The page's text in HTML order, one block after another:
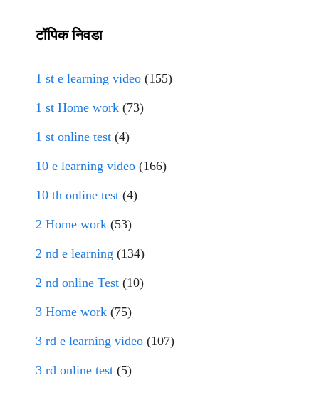
टॉपिक निवडा
1 st e learning video (155)
1 st Home work (73)
1 st online test (4)
10 e learning video (166)
10 th online test (4)
2 Home work (53)
2 nd e learning (134)
2 nd online Test (10)
3 Home work (75)
3 rd e learning video (107)
3 rd online test (5)